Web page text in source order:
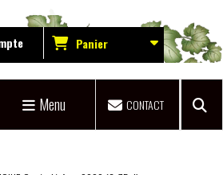
Panier
Menu CONTACT